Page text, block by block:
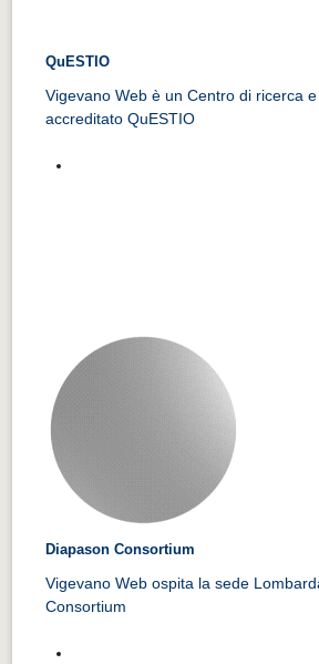
QuESTIO
Vigevano Web è un Centro di ricerca
accreditato QuESTIO
Diapason Consortium
Vigevano Web ospita la sede
Consortium